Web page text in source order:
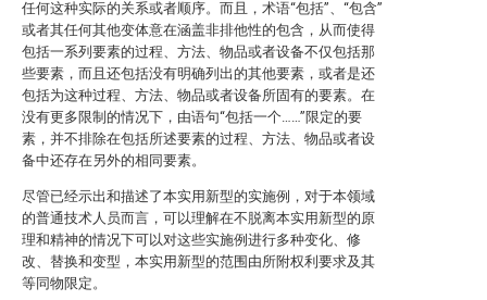
任何这种实际的关系或者顺序。而且，术语“包括”、“包含”
或者其任何其他变体意在涵盖非排他性的包含，从而使得
包括一系列要素的过程、方法、物品或者设备不仅包括那
些要素，而且还包括没有明确列出的其他要素，或者是还
包括为这种过程、方法、物品或者设备所固有的要素。在
没有更多限制的情况下，由语句“包括一个……”限定的要
素，并不排除在包括所述要素的过程、方法、物品或者设
备中还存在另外的相同要素。
尽管已经示出和描述了本实用新型的实施例，对于本领域
的普通技术人员而言，可以理解在不脱离本实用新型的原
理和精神的情况下可以对这些实施例进行多种变化、修
改、替换和变型，本实用新型的范围由所附权利要求及其
等同物限定。